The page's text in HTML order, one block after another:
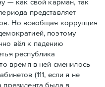
— как свой карман, так
представляет
Но всеобщая коррупция
поэтому
вёл к падению
республика
время в ней сменилось
(111, если я не
президента была в